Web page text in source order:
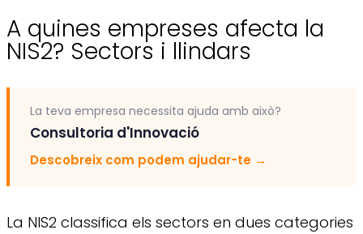
A quines empreses afecta la
NIS2? Sectors i llindars
La teva empresa necessita ajuda amb això?
Consultoria d'Innovació
Descobreix com podem ajudar-te →
La NIS2 classifica els sectors en dues categories